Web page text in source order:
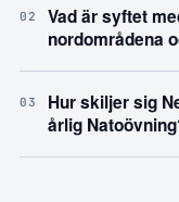
02
Vad är syftet
nordområdena
03
Hur skiljer sig
årlig